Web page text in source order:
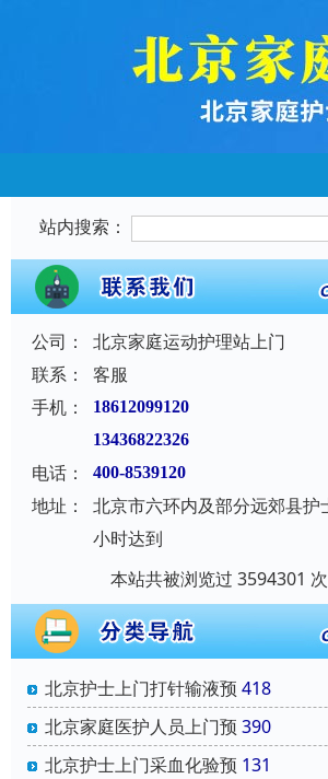
站内搜索：
公司：
北京家庭运动护理站上门
联系：
客服
手机：
18612099120
13436822326
电话： 400-8539120
地址：
北京市六环内及部分远郊县护
小时达到
本站共被浏览过 3594301 次
北京护士上门打针输液预 418
北京家庭医护人员上门预 390
北京护士上门采血化验预 131